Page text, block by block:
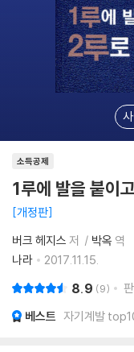
소득공제
1루에 발을 붙이
개정판
버크 헤지스 저 박옥 역
나라
2017.11.15.
8.9 9
베스트 자기계발